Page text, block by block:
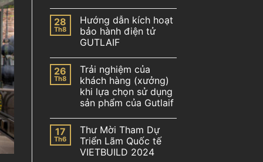
28
Th8
Hướng dẫn kích hoạt
bảo hành điện tử
GUTLAIF
26
Th8
Trải nghiệm của
khách hàng (xưởng)
khi lựa chọn sử dụng
sản phẩm của Gutlaif
17
Th6
Thư Mời Tham Dự
Triển Lãm Quốc tế
VIETBUILD 2024